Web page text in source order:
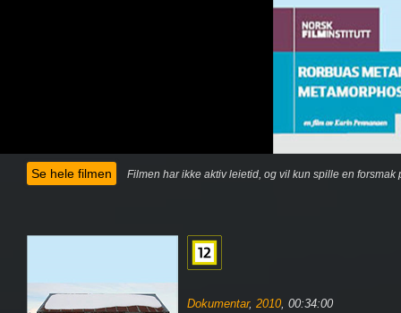
Se hele filmen Filmen har ikke aktiv leietid, og vil kun spille en forsmak
Dokumentar, 2010, 00:34:00